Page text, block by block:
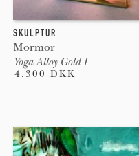
SKULPTUR
Mormor
Yoga Alloy Gold I
4.300 DKK